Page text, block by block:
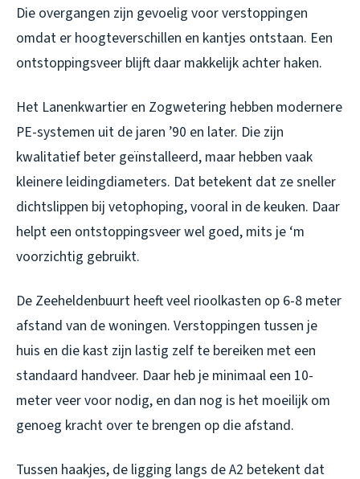
Die overgangen zijn gevoelig voor verstoppingen
omdat er hoogteverschillen en kantjes ontstaan. Een
ontstoppingsveer blijft daar makkelijk achter haken.
Het Lanenkwartier en Zogwetering hebben modernere
PE-systemen uit de jaren ’90 en later. Die zijn
kwalitatief beter geïnstalleerd, maar hebben vaak
kleinere leidingdiameters. Dat betekent dat ze sneller
dichtslippen bij vetophoping, vooral in de keuken. Daar
helpt een ontstoppingsveer wel goed, mits je ‘m
voorzichtig gebruikt.
De Zeeheldenbuurt heeft veel rioolkasten op 6-8 meter
afstand van de woningen. Verstoppingen tussen je
huis en die kast zijn lastig zelf te bereiken met een
standaard handveer. Daar heb je minimaal een 10-
meter veer voor nodig, en dan nog is het moeilijk om
genoeg kracht over te brengen op die afstand.
Tussen haakjes, de ligging langs de A2 betekent dat